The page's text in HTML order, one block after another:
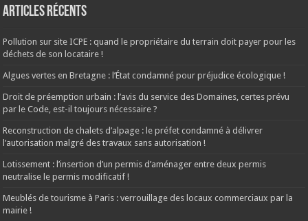
Articles récents
Pollution sur site ICPE : quand le propriétaire du terrain doit payer pour les
déchets de son locataire !
Algues vertes en Bretagne : l’État condamné pour préjudice écologique !
Droit de préemption urbain : l’avis du service des Domaines, certes prévu
par le Code, est-il toujours nécessaire ?
Reconstruction de chalets d’alpage : le préfet condamné à délivrer
l’autorisation malgré des travaux sans autorisation !
Lotissement : l’insertion d’un permis d’aménager entre deux permis
neutralise le permis modificatif !
Meublés de tourisme à Paris : verrouillage des locaux commerciaux par la
mairie !